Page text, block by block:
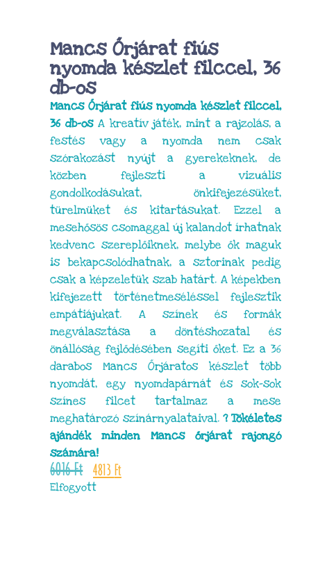
Mancs Őrjárat fiús
nyomda készlet filccel, 36
db-os
Mancs Őrjárat fiús nyomda készlet filccel,
36 db-osA kreatív játék, mint a rajzolás, a
festés vagy a nyomda nem csak
szórakozást nyújt a gyerekeknek, de
közben fejleszti a vizuális
gondolkodásukat, önkifejezésüket,
türelmüket és kitartásukat. Ezzel a
mesehősös csomaggal új kalandot írhatnak
kedvenc szereplőiknek, melybe ők maguk
is bekapcsolódhatnak, a sztorinak pedig
csak a képzeletük szab határt. A képekben
kifejezett történetmeséléssel fejlesztik
empátiájukat. A színek és formák
megválasztása a döntéshozatal és
önállóság fejlődésében segíti őket. Ez a 36
darabos Mancs Őrjáratos készlet több
nyomdát, egy nyomdapárnát és sok-sok
színes filcet tartalmaz a mese
meghatározó színárnyalataival.? Tökéletes
ajándék minden Mancs őrjárat rajongó
számára!
6016Ft 4813Ft
Elfogyott